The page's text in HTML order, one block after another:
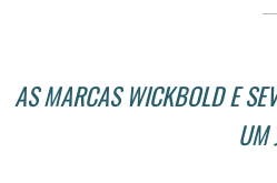
AS MARCAS WICKBOLD E
UM